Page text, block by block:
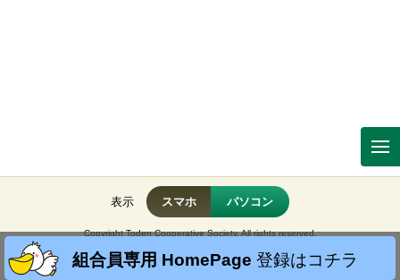
組合員専用 HomePage 登録はコチラ
表示 スマホ パソコン
Copyright Toden Cooperative Society. All rights reserved.
掲載の記事・写真・イラストなど、すべてのコンテンツの無断複写・転載・公衆送信を禁じま